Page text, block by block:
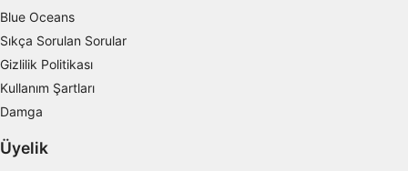
Blue Oceans
Sıkça Sorulan Sorular
Gizlilik Politikası
Kullanım Şartları
Damga
Üyelik
İçerik seçmek için sınırlı veri kullanmak
IAB Özel Özellikleri:
Kesin coğrafi konum verilerini kullanmak
cihazları belirlemek